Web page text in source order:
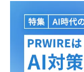
Japanese